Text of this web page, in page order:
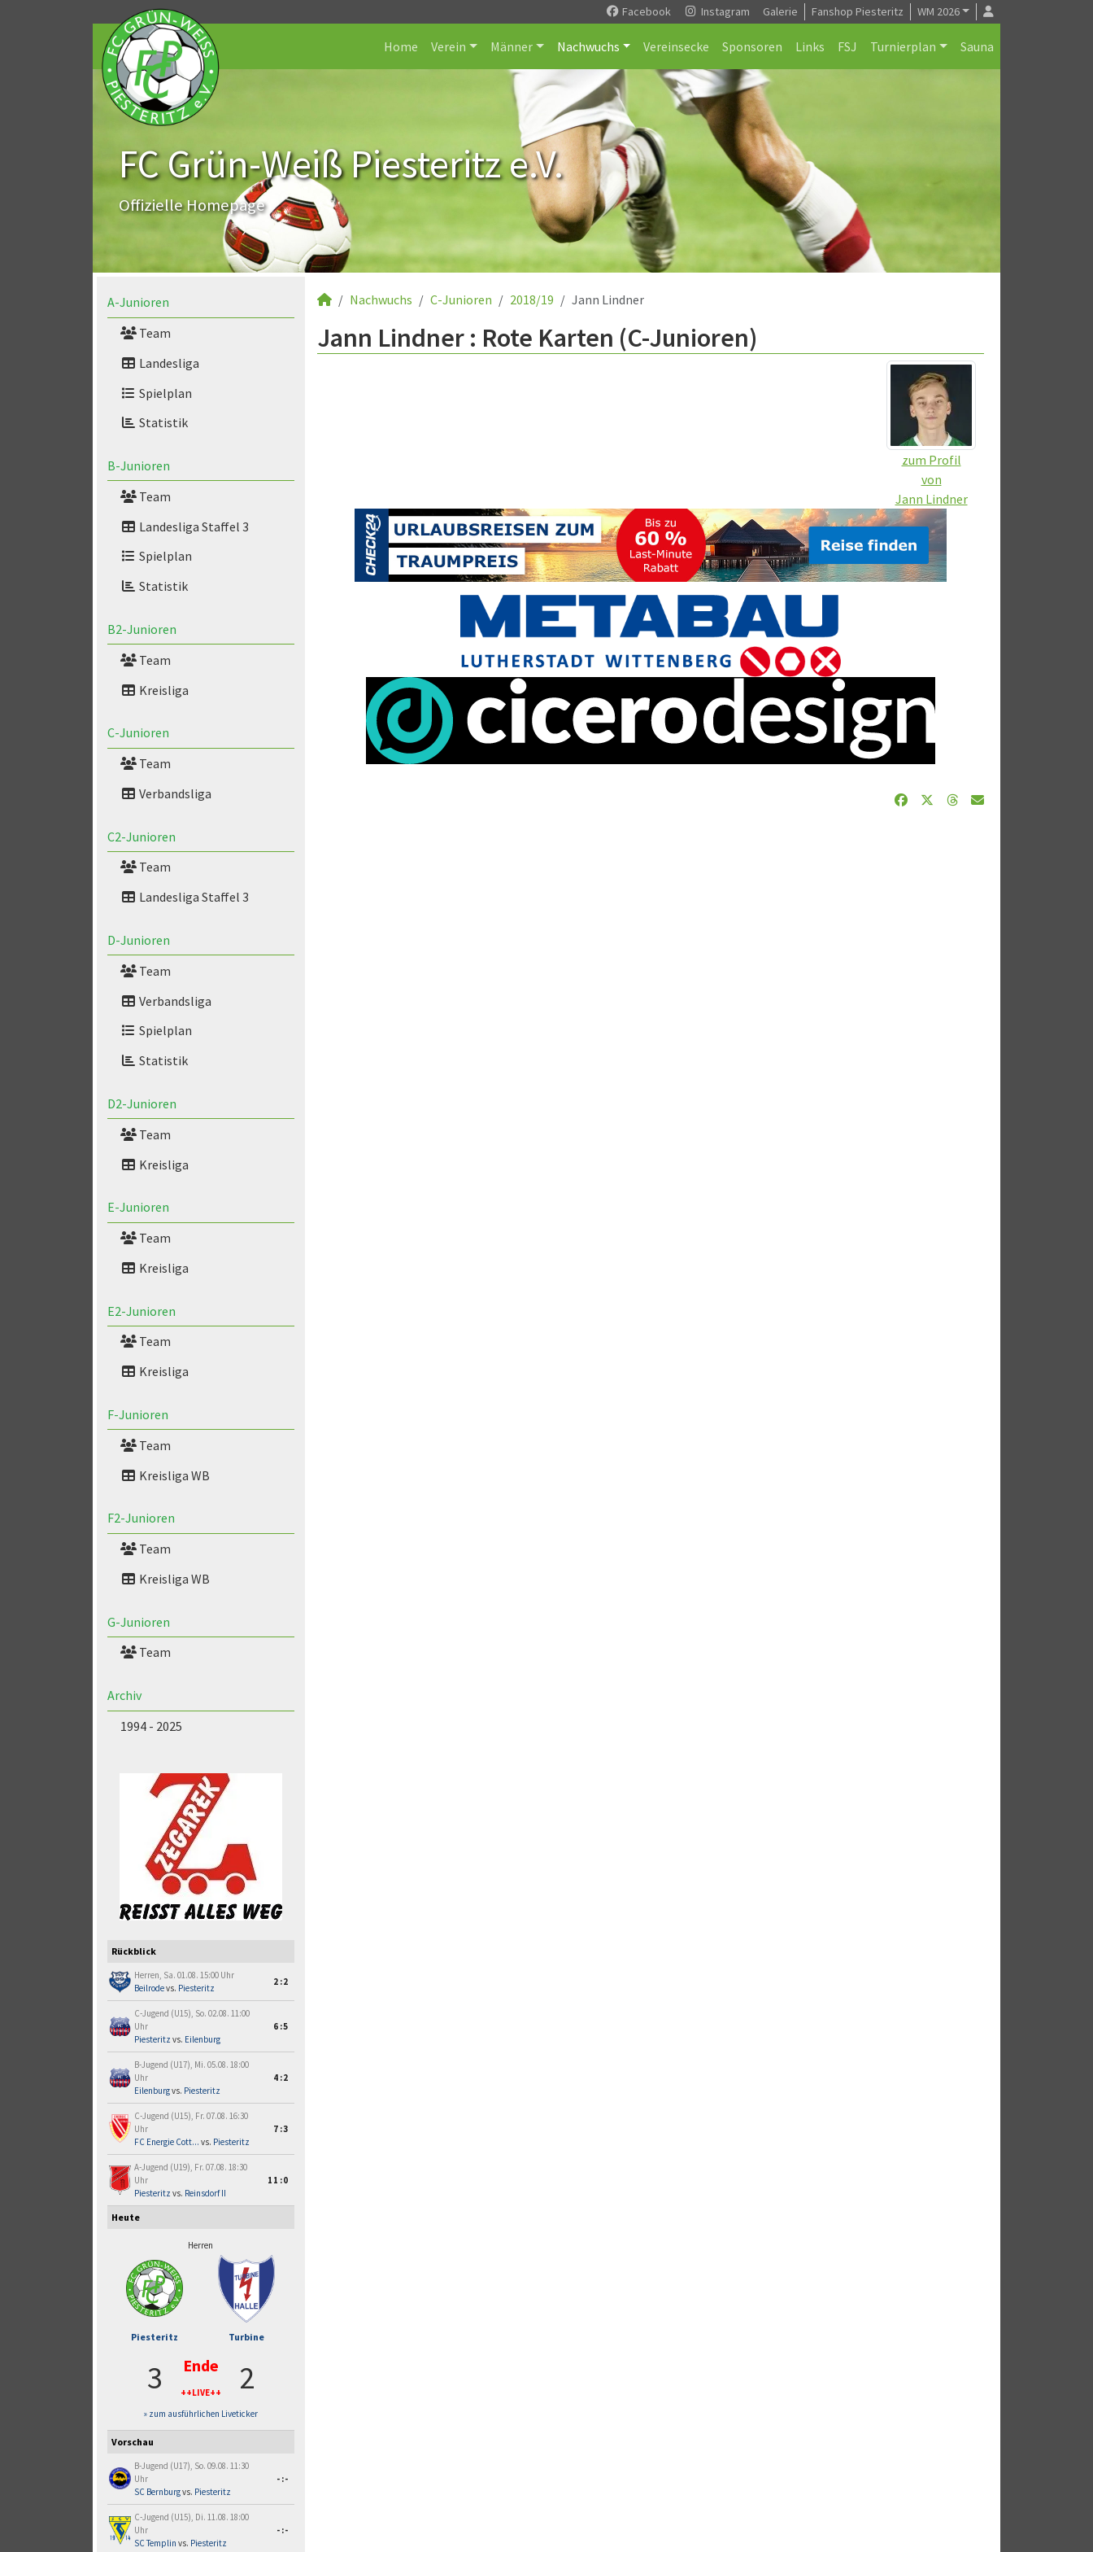
Facebook Instagram Galerie Fanshop Piesteritz WM 2026
Home Verein Männer Nachwuchs Vereinsecke Sponsoren Links FSJ Turnierplan Sauna
FC Grün-Weiß Piesteritz e.V.
Offizielle Homepage
A-Junioren
Team
Landesliga
Spielplan
Statistik
B-Junioren
Team
Landesliga Staffel 3
Spielplan
Statistik
B2-Junioren
Team
Kreisliga
C-Junioren
Team
Verbandsliga
C2-Junioren
Team
Landesliga Staffel 3
D-Junioren
Team
Verbandsliga
Spielplan
Statistik
D2-Junioren
Team
Kreisliga
E-Junioren
Team
Kreisliga
E2-Junioren
Team
Kreisliga
F-Junioren
Team
Kreisliga WB
F2-Junioren
Team
Kreisliga WB
G-Junioren
Team
Archiv
1994 - 2025
Rückblick
Herren, Sa. 01.08. 15:00 Uhr
Beilrodevs. Piesteritz
2:2
C-Jugend (U15), So. 02.08. 11:00
Uhr
Piesteritz vs. Eilenburg
6:5
B-Jugend (U17), Mi. 05.08. 18:00
Uhr
Eilenburgvs. Piesteritz
4:2
C-Jugend (U15), Fr. 07.08. 16:30
Uhr
FC Energie Cott... vs. Piesteritz
7:3
A-Jugend (U19), Fr. 07.08. 18:30
Uhr
Piesteritz vs. Reinsdorf II
11:0
Heute
Herren
Piesteritz Turbine
3 Ende
++LIVE++ 2
» zum ausführlichen Liveticker
Vorschau
B-Jugend (U17), So. 09.08. 11:30
Uhr
SC Bernburgvs. Piesteritz
-:-
C-Jugend (U15), Di. 11.08. 18:00
Uhr
SC Templin vs. Piesteritz
-:-
Nachwuchs C-Junioren 2018/19 Jann Lindner
Jann Lindner : Rote Karten (C-Junioren)
zum Profil
von
Jann Lindner